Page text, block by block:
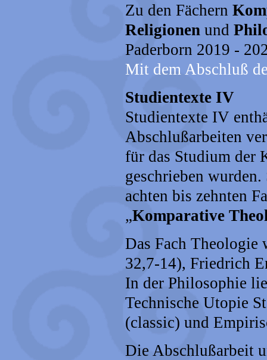
Zu den Fächern
Religionen und
Paderborn 2019 -
Mit dem Abschluß
Studientexte IV
Studientexte IV
Abschlußarbeiten
für das Studium der
geschrieben
achten bis zehnten
„Komparative
Das Fach Theologie
32,7-14), Friedrich
In der Philosophie
Technische Utopie
(classic) und
Die Abschlußarbeit